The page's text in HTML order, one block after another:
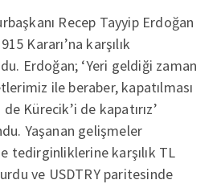
Recep Tayyip Erdoğan
Kararı’na karşılık
Erdoğan; ‘Yeri geldiği zaman
ile beraber, kapatılması
Kürecik’i de kapatırız’
Yaşanan gelişmeler
tedirginliklerine karşılık TL
ve USDTRY paritesinde